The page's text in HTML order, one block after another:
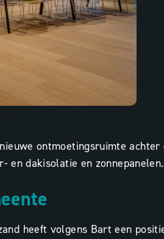
ontmoetingsruimte
en dakisolatie en zonnepanelen
heeft volgens Bart een